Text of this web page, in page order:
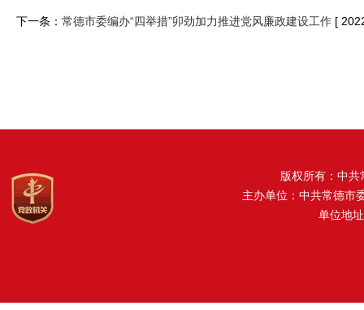
下一条： 常德市委编办“四举措”卯劲加力推进党风廉政建设工作 [
版权所有：中
主办单位：中共常德市
单位地